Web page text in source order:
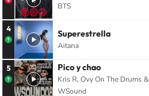
BTS
4 Superestrella
Aitana
5 Pico y chao
Kris R, Ovy On The Drums &
WSound